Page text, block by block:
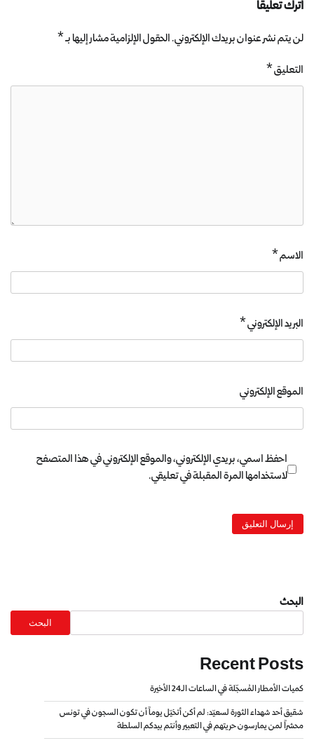
اترك تعليقاً
لن يتم نشر عنوان بريدك الإلكتروني.الحقول الإلزامية مشار إليها بـ*
التعليق*
الاسم*
البريد الإلكتروني*
الموقع الإلكتروني
احفظ اسمي، بريدي الإلكتروني، والموقع الإلكتروني في هذا المتصفح
لاستخدامها المرة المقبلة في تعليقي.
البحث
البحث
Recent Posts
كميات الأمطار المُسجّلة في الساعات الـ24 الأخيرة
شقيق أحد شهداء الثورة لسعيّد: لم أكن أتخيّل يوماً أن تكون السجون في تونس
محشراً لمن يمارسون حريتهم في التعبير وأنتم بيدكم السلطة